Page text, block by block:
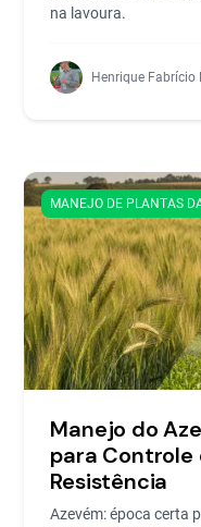
na lavoura.
Henrique Fabrício
MANEJO DE PLANTAS
Manejo do
para Controle
Resistência
Azevém: época certa